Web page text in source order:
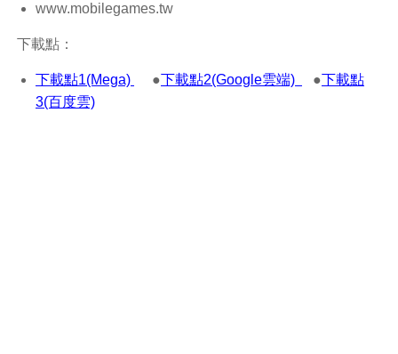
www.mobilegames.tw
下載點：
下載點1(Mega) ●下載點2(Google雲端) ●下載點
3(百度雲)